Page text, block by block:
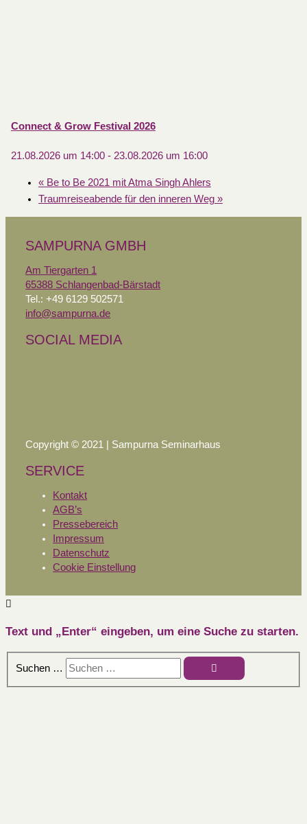
Connect & Grow Festival 2026
21.08.2026 um 14:00- 23.08.2026 um 16:00
«Be to Be 2021 mit Atma Singh Ahlers
Traumreiseabende für den inneren Weg »
SAMPURNA GMBH
Am Tiergarten 1
65388 Schlangenbad-Bärstadt
Tel.: +49 6129 502571
info@sampurna.de
SOCIAL MEDIA
Copyright © 2021 | Sampurna Seminarhaus
SERVICE
Kontakt
AGB’s
Pressebereich
Impressum
Datenschutz
Cookie Einstellung
Text und „Enter“ eingeben, um eine Suche zu starten.
Suchen …